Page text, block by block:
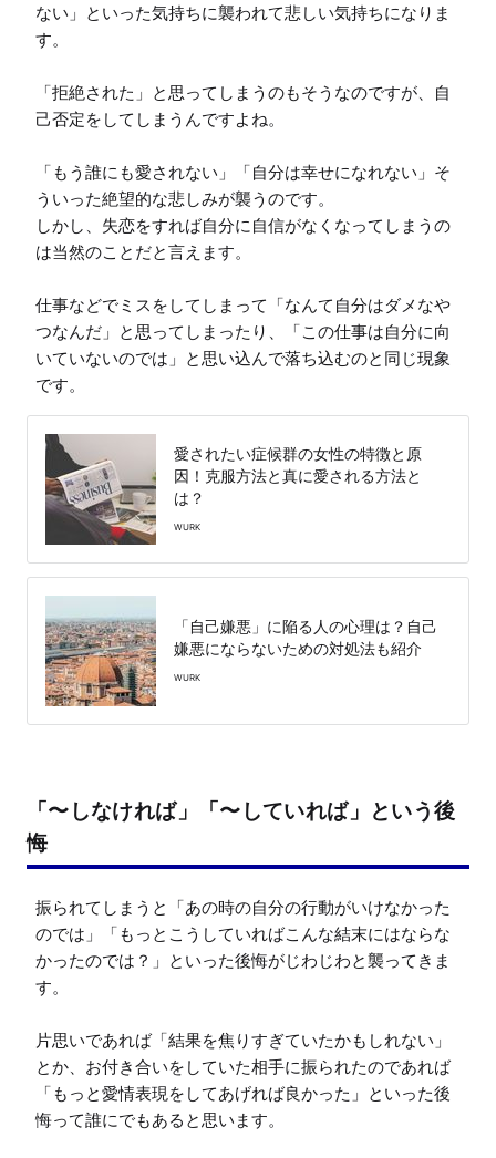
ない」といった気持ちに襲われて悲しい気持ちになりま
す。
「拒絶された」と思ってしまうのもそうなのですが、自
己否定をしてしまうんですよね。
「もう誰にも愛されない」「自分は幸せになれない」そ
ういった絶望的な悲しみが襲うのです。
しかし、失恋をすれば自分に自信がなくなってしまうの
は当然のことだと言えます。
仕事などでミスをしてしまって「なんて自分はダメなや
つなんだ」と思ってしまったり、「この仕事は自分に向
いていないのでは」と思い込んで落ち込むのと同じ現象
です。
愛されたい症候群の女性の特徴と原
因！克服方法と真に愛される方法と
は？
WURK
「自己嫌悪」に陥る人の心理は？自己
嫌悪にならないための対処法も紹介
WURK
「〜しなければ」「〜していれば」という後
悔
振られてしまうと「あの時の自分の行動がいけなかった
のでは」「もっとこうしていればこんな結末にはならな
かったのでは？」といった後悔がじわじわと襲ってきま
す。
片思いであれば「結果を焦りすぎていたかもしれない」
とか、お付き合いをしていた相手に振られたのであれば
「もっと愛情表現をしてあげれば良かった」といった後
悔って誰にでもあると思います。